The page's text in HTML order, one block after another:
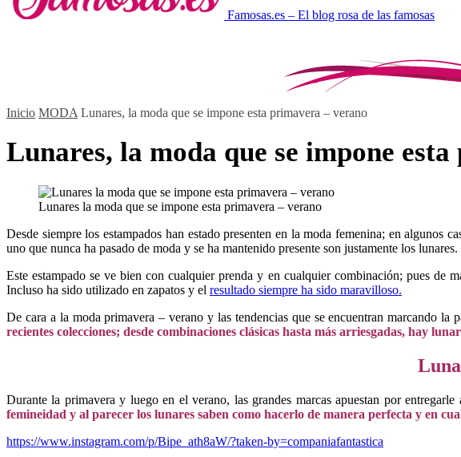
Famosas.es – El blog rosa de las famosas
Inicio MODA Lunares, la moda que se impone esta primavera – verano
Lunares, la moda que se impone
Lunares la moda que se impone esta primavera – verano
Desde siempre los estampados han estado presenten en la moda femenina; en algunos
uno que nunca ha pasado de moda y se ha mantenido presente son justamente los lunares.
Este estampado se ve bien con cualquier prenda y en cualquier combinación; pues de
Incluso ha sido utilizado en zapatos y el resultado siempre ha sido maravilloso.
De cara a la moda primavera – verano y las tendencias que se encuentran marcando la
recientes colecciones; desde combinaciones clásicas hasta más arriesgadas, hay
Durante la primavera y luego en el verano, las grandes marcas apuestan por
femineidad y al parecer los lunares saben como hacerlo de manera perfecta y en
https://www.instagram.com/p/Bipe_ath8aW/?taken-by=companiafantastica